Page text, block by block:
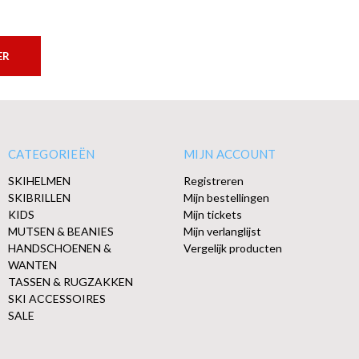
CATEGORIEËN
SKIHELMEN
SKIBRILLEN
KIDS
MUTSEN & BEANIES
HANDSCHOENEN &
WANTEN
TASSEN & RUGZAKKEN
SKI ACCESSOIRES
SALE
MIJN ACCOUNT
Registreren
Mijn bestellingen
Mijn tickets
Mijn verlanglijst
Vergelijk producten